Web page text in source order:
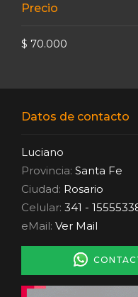
Precio
$ 70.000
Datos de contacto
Luciano
Provincia: Santa Fe
Ciudad: Rosario
Celular: 341 -
eMail: Ver Mail